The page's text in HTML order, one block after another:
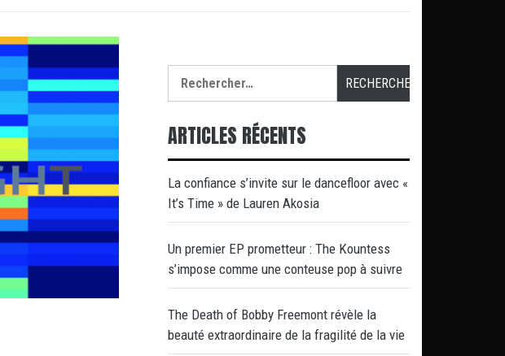
ARTICLES RÉCENTS
La confiance s’invite sur le dancefloor avec «
It’s Time » de Lauren Akosia
Un premier EP prometteur : The Kountess
s’impose comme une conteuse pop à suivre
The Death of Bobby Freemont révèle la
beauté extraordinaire de la fragilité de la vie